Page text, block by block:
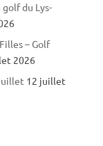
du Lys-
– Golf
2026
12 juillet